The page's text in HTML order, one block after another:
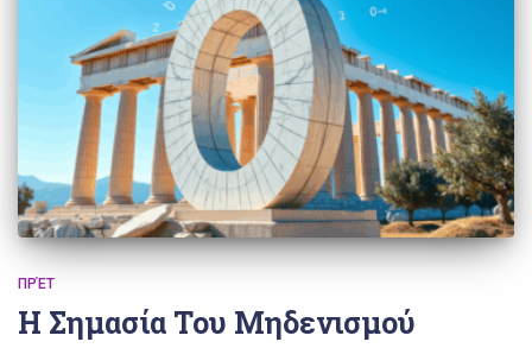
ΠΡΈΤ
Η Σημασία Του Μηδενισμού